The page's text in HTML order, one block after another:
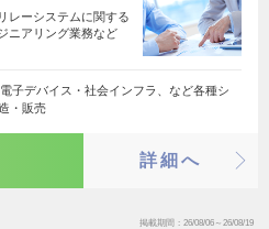
レーシステムに関する
ニアリング業務など
子デバイス・社会インフラ、など各種シ
・販売
詳細へ
掲載期間 26/08/06～26/08/19